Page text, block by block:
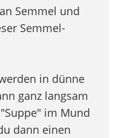
Semmel und
Semmel-
in dünne
ganz langsam
im Mund
dann einen